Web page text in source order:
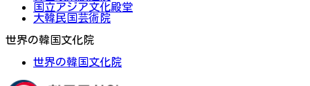
国立アジア文化殿堂
大韓民国芸術院
世界の韓国文化院
世界の韓国文化院